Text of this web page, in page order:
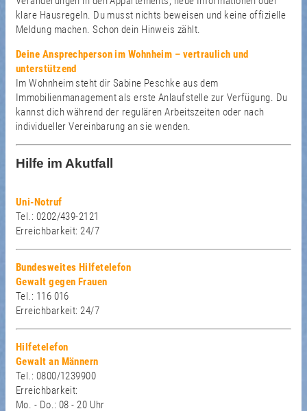
klare Hausregeln. Du musst nichts beweisen und keine offizielle
Meldung machen. Schon dein Hinweis zählt.
Deine Ansprechperson im Wohnheim – vertraulich und
unterstützend
Im Wohnheim steht dir Sabine Peschke aus dem
Immobilienmanagement als erste Anlaufstelle zur Verfügung. Du
kannst dich während der regulären Arbeitszeiten oder nach
individueller Vereinbarung an sie wenden.
Hilfe im Akutfall
Uni-Notruf
Tel.: 0202/439-2121
Erreichbarkeit: 24/7
Bundesweites Hilfetelefon
Gewalt gegen Frauen
Tel.: 116 016
Erreichbarkeit: 24/7
Hilfetelefon
Gewalt an Männern
Tel.: 0800/1239900
Erreichbarkeit:
Mo. - Do.: 08 - 20 Uhr